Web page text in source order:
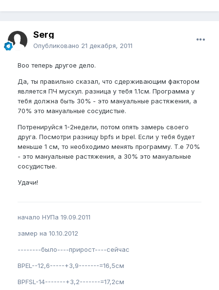
Serg
Опубликовано 21 декабря, 2011
Воо теперь другое дело.
Да, ты правильно сказал, что сдерживающим фактором
является ПЧ мускул. разница у тебя 1.1см. Программа у
тебя должна быть 30% - это мануальные растяжения, а
70% это мануальные сосудистые.
Потренируйся 1-2недели, потом опять замерь своего
друга. Посмотри разницу bpfs и bpel. Если у тебя будет
меньше 1 см, то необходимо менять программу. Т.е 70%
- это мануальные растяжения, а 30% это мануальные
сосудистые.
Удачи!
начало НУПа 19.09.2011
замер на 10.10.2012
--------было----прирост----сейчас
BPEL--12,6-----+3,9-------=16,5см
BPFSL-14-------+3,2-------=17,2см